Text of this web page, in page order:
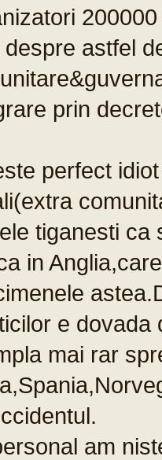
despre astfel
prin
perfect
tiganesti ca
in
e dovada
mai rar
am